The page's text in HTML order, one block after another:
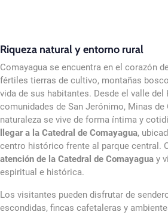
Riqueza natural y entorno rural
Comayagua se encuentra en el corazón
fértiles tierras de cultivo, montañas
vida de sus habitantes. Desde el valle del
comunidades de San Jerónimo, Minas de
naturaleza se vive de forma íntima y
llegar a la Catedral de Comayagua,
centro histórico frente al parque central.
atención de la Catedral de Comayagua y
espiritual e histórica.
Los visitantes pueden disfrutar de
escondidas, fincas cafetaleras y